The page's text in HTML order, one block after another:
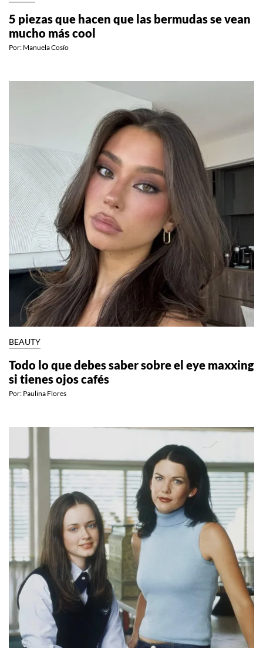
5 piezas que hacen que las bermudas se vean
mucho más cool
Por: Manuela Cosío
BEAUTY
Todo lo que debes saber sobre el eye maxxing
si tienes ojos cafés
Por: Paulina Flores